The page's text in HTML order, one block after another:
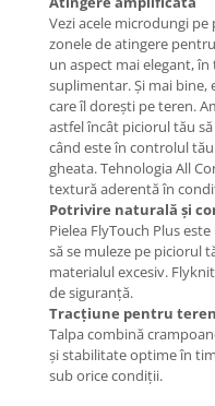
Vezi acele microdungi
zonele de atingere
un aspect mai elegant,
suplimentar. Și mai bine,
care îl dorești pe teren.
astfel încât piciorul tău
când este în controlul
gheata. Tehnologia All
textură aderentă în
Potrivire naturală și
Pielea FlyTouch Plus
să se muleze pe piciorul
materialul excesiv.
de siguranță.
Tracțiune pentru teren
Talpa combină
și stabilitate optime în
sub orice condiții.